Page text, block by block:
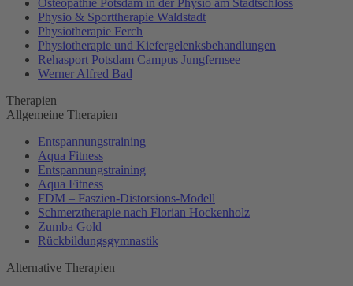
Physio & Sporttherapie Waldstadt
Physiotherapie Ferch
Physiotherapie und Kiefergelenksbehandlungen
Rehasport Potsdam Campus Jungfernsee
Werner Alfred Bad
Therapien
Allgemeine Therapien
Entspannungstraining
Aqua Fitness
Entspannungstraining
Aqua Fitness
FDM – Faszien-Distorsions-Modell
Schmerztherapie nach Florian Hockenholz
Zumba Gold
Rückbildungsgymnastik
Alternative Therapien